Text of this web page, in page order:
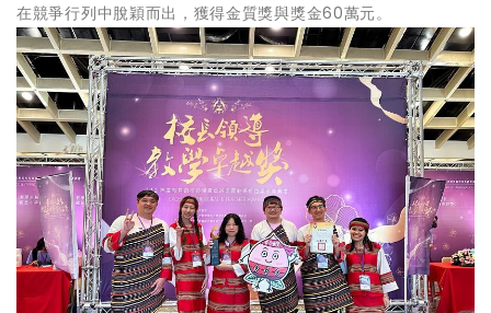
在競爭行列中脫穎而出，獲得金質獎與獎金60萬元。